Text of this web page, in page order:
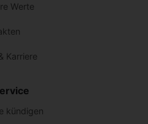
Werte
Karriere
kündigen